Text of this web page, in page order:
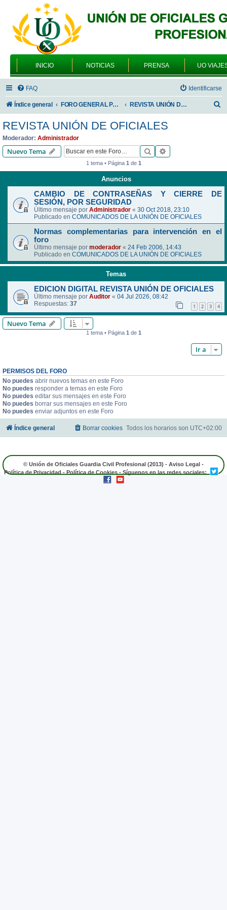
INICIO NOTICIAS PRENSA UO
FAQ Identificarse
Índice general FORO GENERAL PARA TODOS LOS USUARIOS REVISTA UNIÓN DE OFICIALES
r
REVISTA UNIÓN DE OFICIALES
Moderador: Administrador
Nuevo Tema Buscar
1 tema • Página 1de 1
Anuncios
CAMBIO DE CONTRASEÑAS Y CIERRE DE
SESIÓN, POR SEGURIDAD
Último mensaje por Administrador « 30 Oct 2018, 23:10
Publicado en COMUNICADOS DE LA UNIÓN DE OFICIALES
Normas complementarias para intervención en el
foro
Último mensaje por moderador « 24 Feb 2006, 14:43
Publicado en COMUNICADOS DE LA UNIÓN DE OFICIALES
Temas
EDICION DIGITAL REVISTA UNIÓN DE OFICIALES
Último mensaje por Auditor « 04 Jul 2026, 08:42
Respuestas: 37 1 2 3 4
Nuevo Tema
1 tema • Página 1 de 1
Ir a
PERMISOS DEL FORO
No puedes abrir nuevos temas en este Foro
No puedes responder a temas en este Foro
No puedes editar sus mensajes en este Foro
No puedes borrar sus mensajes en este Foro
No puedes enviar adjuntos en este Foro
Índice general Todos los horarios son UTC+02:00
Borrar cookies
© Unión de Oficiales Guardia Civil Profesional (2013) - Aviso Legal -
Política de Privacidad - Política de Cookies - Síguenos en las redes sociales: